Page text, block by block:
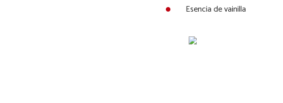
Esencia de vainilla